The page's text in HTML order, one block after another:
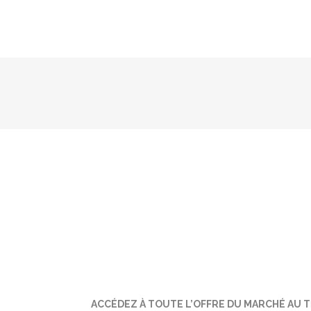
Notre
assure une
ACCÉDEZ À TOUTE L’OFFRE DU MARCHÉ AU